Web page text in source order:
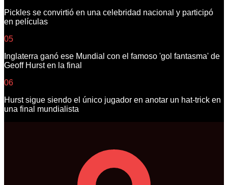
Pickles se convirtió en una celebridad nacional y participó
en películas
05
Inglaterra ganó ese Mundial con el famoso 'gol fantasma' de
Geoff Hurst en la final
06
Hurst sigue siendo el único jugador en anotar un hat-trick en
una final mundialista